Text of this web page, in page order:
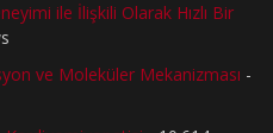
ile İlişkili Olarak Hızlı Bir
ve Moleküler Mekanizması -